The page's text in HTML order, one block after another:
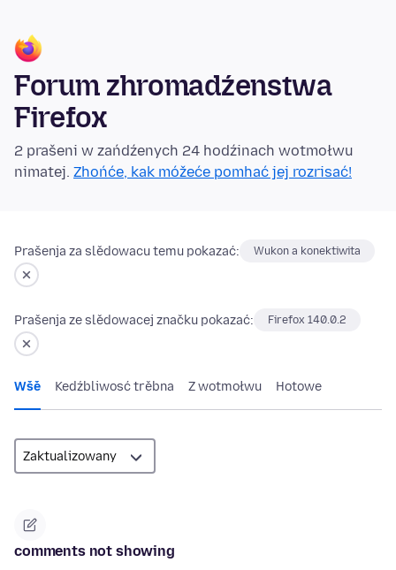
Forum zhromadźenstwa
Firefox
2 prašeni w zańdźenych 24 hodźinach wotmołwu
nimatej. Zhońće, kak móžeće pomhać jej rozrisać!
Prašenja za slědowacu temu pokazać: Wukon a konektiwita
Prašenja ze slědowacej značku pokazać: Firefox 140.0.2
Wšě Kedźbliwosć trěbna Z wotmołwu Hotowe
comments not showing